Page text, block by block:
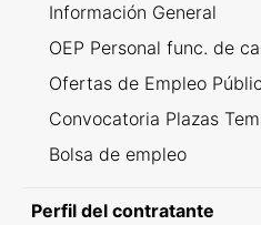
Información General
OEP Personal func. de
Ofertas de Empleo
Convocatoria Plazas
Bolsa de empleo
Perfil del contratante